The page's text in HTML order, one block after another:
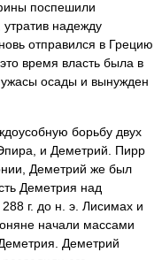
поспешили
надежду
отправился в Грецию
время власть была в
ужасы осады и вынужден
борьбу двух
и Деметрий. Пирр
Деметрий же был
Деметрия над
г. до н. э. Лисимах и
начали массами
Деметрий